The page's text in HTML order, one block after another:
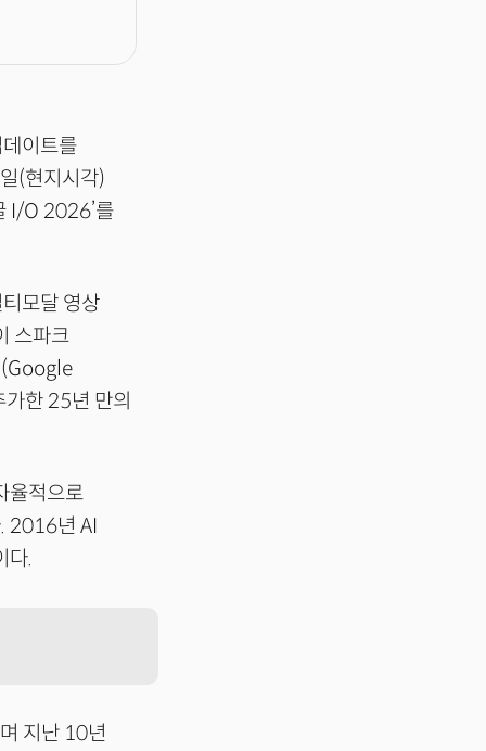
이트를
(현지시각)
I/O 2026’를
모달 영상
스파크
(Google
한 25년 만의
율적으로
2016년 AI
다.
지난 10년